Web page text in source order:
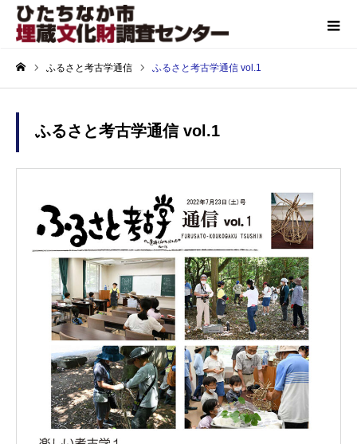
ふるさと考古学通信 ふるさと考古学通信 vol.1
ふるさと考古学通信 vol.1